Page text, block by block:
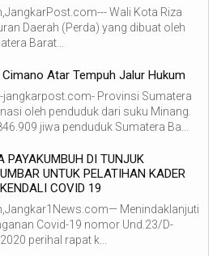
Wali Kota Riza
Daerah (Perda) yang dibuat oleh
Barat...
Atar Tempuh Jalur Hukum
jangkarpost.com- Provinsi Sumatera
oleh penduduk dari suku Minang.
jiwa penduduk Sumatera Ba...
PAYAKUMBUH DI TUNJUK
UNTUK PELATIHAN KADER
COVID 19
Menindaklanjuti
Covid-19 nomor Und.23/D-
perihal rapat k...